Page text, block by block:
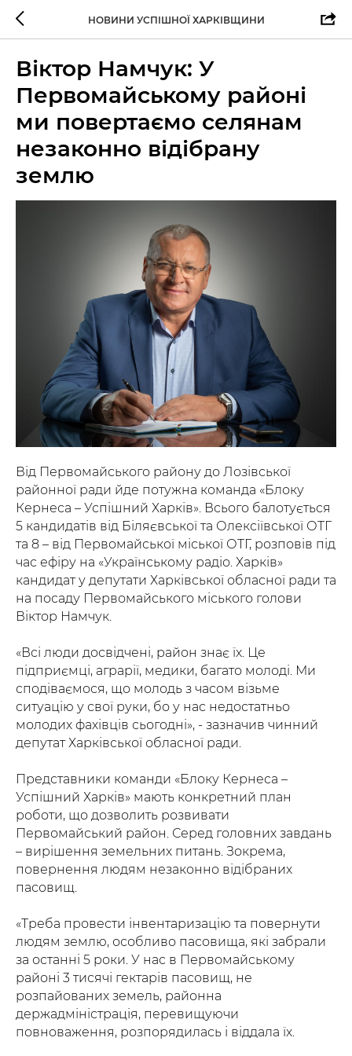
НОВИНИ УСПІШНОЇ ХАРКІВЩИНИ
Віктор Намчук: У
Первомайському районі
ми повертаємо селянам
незаконно відібрану
землю
Від Первомайського району до Лозівської
районної ради йде потужна команда «Блоку
Кернеса – Успішний Харків». Всього балотується
5 кандидатів від Біляєвської та Олексіївської ОТГ
та 8 – від Первомайської міської ОТГ, розповів під
час ефіру на «Українському радіо. Харків»
кандидат у депутати Харківської обласної ради та
на посаду Первомайського міського голови
Віктор Намчук.
«Всі люди досвідчені, район знає їх. Це
підприємці, аграрії, медики, багато молоді. Ми
сподіваємося, що молодь з часом візьме
ситуацію у свої руки, бо у нас недостатньо
молодих фахівців сьогодні», - зазначив чинний
депутат Харківської обласної ради.
Представники команди «Блоку Кернеса –
Успішний Харків» мають конкретний план
роботи, що дозволить розвивати
Первомайський район. Серед головних завдань
– вирішення земельних питань. Зокрема,
повернення людям незаконно відібраних
пасовищ.
«Треба провести інвентаризацію та повернути
людям землю, особливо пасовища, які забрали
за останні 5 роки. У нас в Первомайському
районі 3 тисячі гектарів пасовищ, не
розпайованих земель, районна
держадміністрація, перевищуючи
повноваження, розпорядилась і віддала їх.